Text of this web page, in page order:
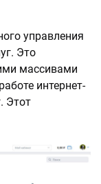
управления
Это
массивами
интернет-
Этот